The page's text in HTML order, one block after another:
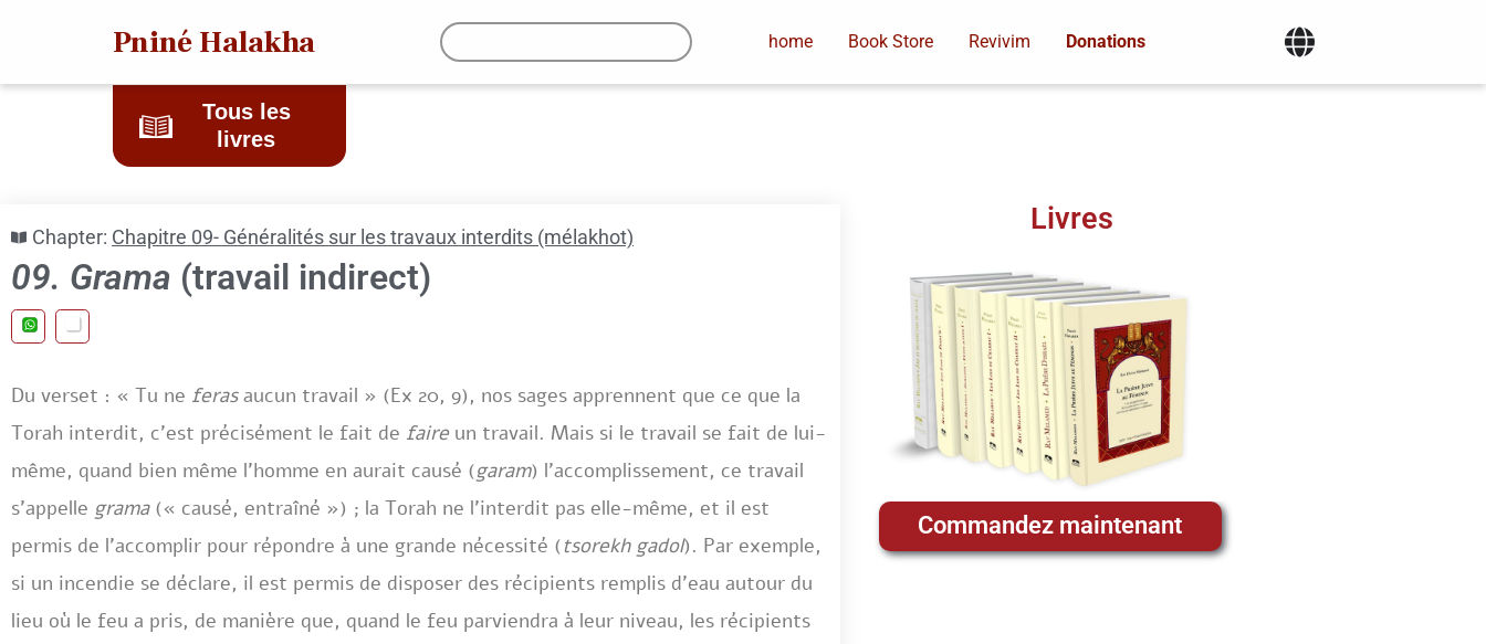
Pniné Halakha home Book Store Revivim Donations
Tous les
livres
Chapter: Chapitre 09- Généralités sur les travaux interdits (mélakhot)
09. Grama (travail indirect)
Du verset : « Tu ne ferasaucun travail » (Ex 20, 9), nos sages apprennent que ce que la
Torah interdit, c’est précisément le fait de faireun travail. Mais si le travail se fait de lui-
même, quand bien même l’homme en aurait causé (garam) l’accomplissement, ce travail
s’appelle grama (« causé, entraîné ») ; la Torah ne l’interdit pas elle-même, et il est
permis de l’accomplir pour répondre à une grande nécessité (tsorekh gadol). Par exemple,
si un incendie se déclare, il est permis de disposer des récipients remplis d’eau autour du
lieu où le feu a pris, de manière que, quand le feu parviendra à leur niveau, les récipients
Livres
Commandez maintenant